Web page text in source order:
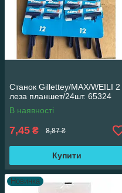
Станок Gillettey/MAX/WEILI 2
леза планшет/24шт. 65324
В наявності
7,45 ₴ 8,87 ₴
Купити
Новинка